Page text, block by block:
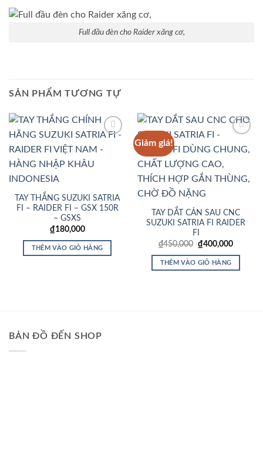
Full đầu đèn cho Raider xăng cơ,
SẢN PHẨM TƯƠNG TỰ
Wishlist
TAY THẮNG SUZUKI SATRIA
FI – RAIDER FI – GSX 150R
– GSXS
₫180,000
THÊM VÀO GIỎ HÀNG
Giảm giá!
Wishlist
TAY DẮT CẢN SAU CNC
SUZUKI SATRIA FI RAIDER
FI
₫450,000 Giá
gốc
là:
₫450,000.
₫400,000Giá
tại
THÊM VÀO GIỎ HÀNG
BẢN ĐỒ ĐẾN SHOP